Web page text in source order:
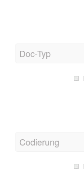
Doc-Typ
Codierung